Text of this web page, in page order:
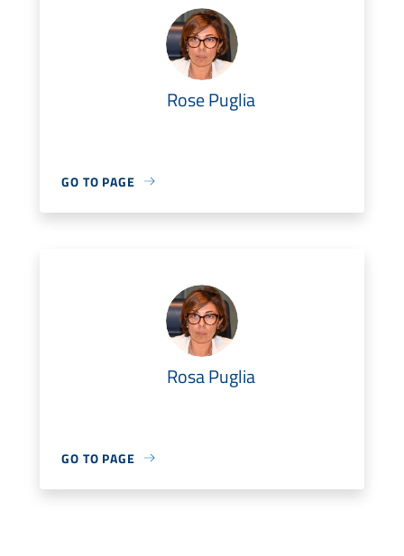
Rose Puglia
GO TO PAGE
Rosa Puglia
GO TO PAGE